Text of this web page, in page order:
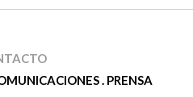
. PRENSA